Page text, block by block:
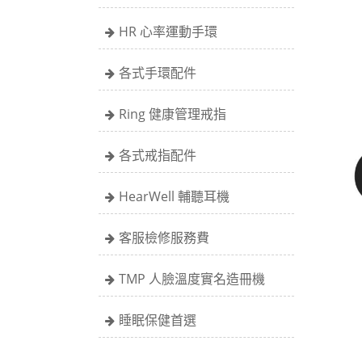
HR 心率運動手環
各式手環配件
Ring 健康管理戒指
各式戒指配件
HearWell 輔聽耳機
客服檢修服務費
TMP 人臉溫度實名造冊機
睡眠保健首選